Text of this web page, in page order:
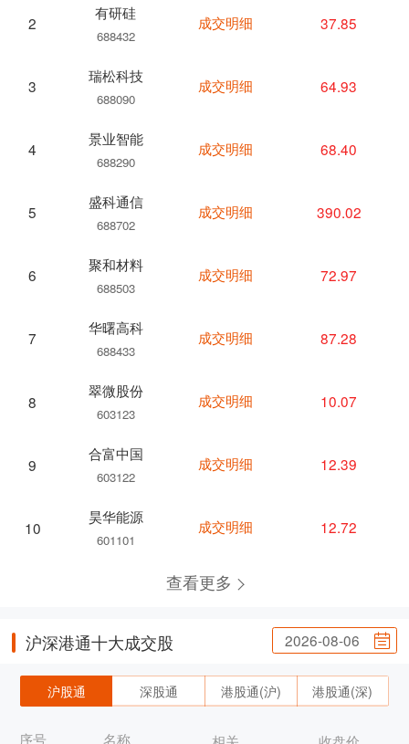
2
有研硅
688432
3
瑞松科技
688090
4
景业智能
688290
5
盛科通信
688702
6
聚和材料
688503
7
华曙高科
688433
8
翠微股份
603123
9
合富中国
603122
10
昊华能源
601101
成交明细 37.85
成交明细 64.93
成交明细 68.40
成交明细 390.02
成交明细 72.97
成交明细 87.28
成交明细 10.07
成交明细 12.39
成交明细 12.72
查看更多
沪深港通十大成交股 2026-08-06
沪股通 深股通 港股通(沪) 港股通(深)
序号 名称 相关 收盘价